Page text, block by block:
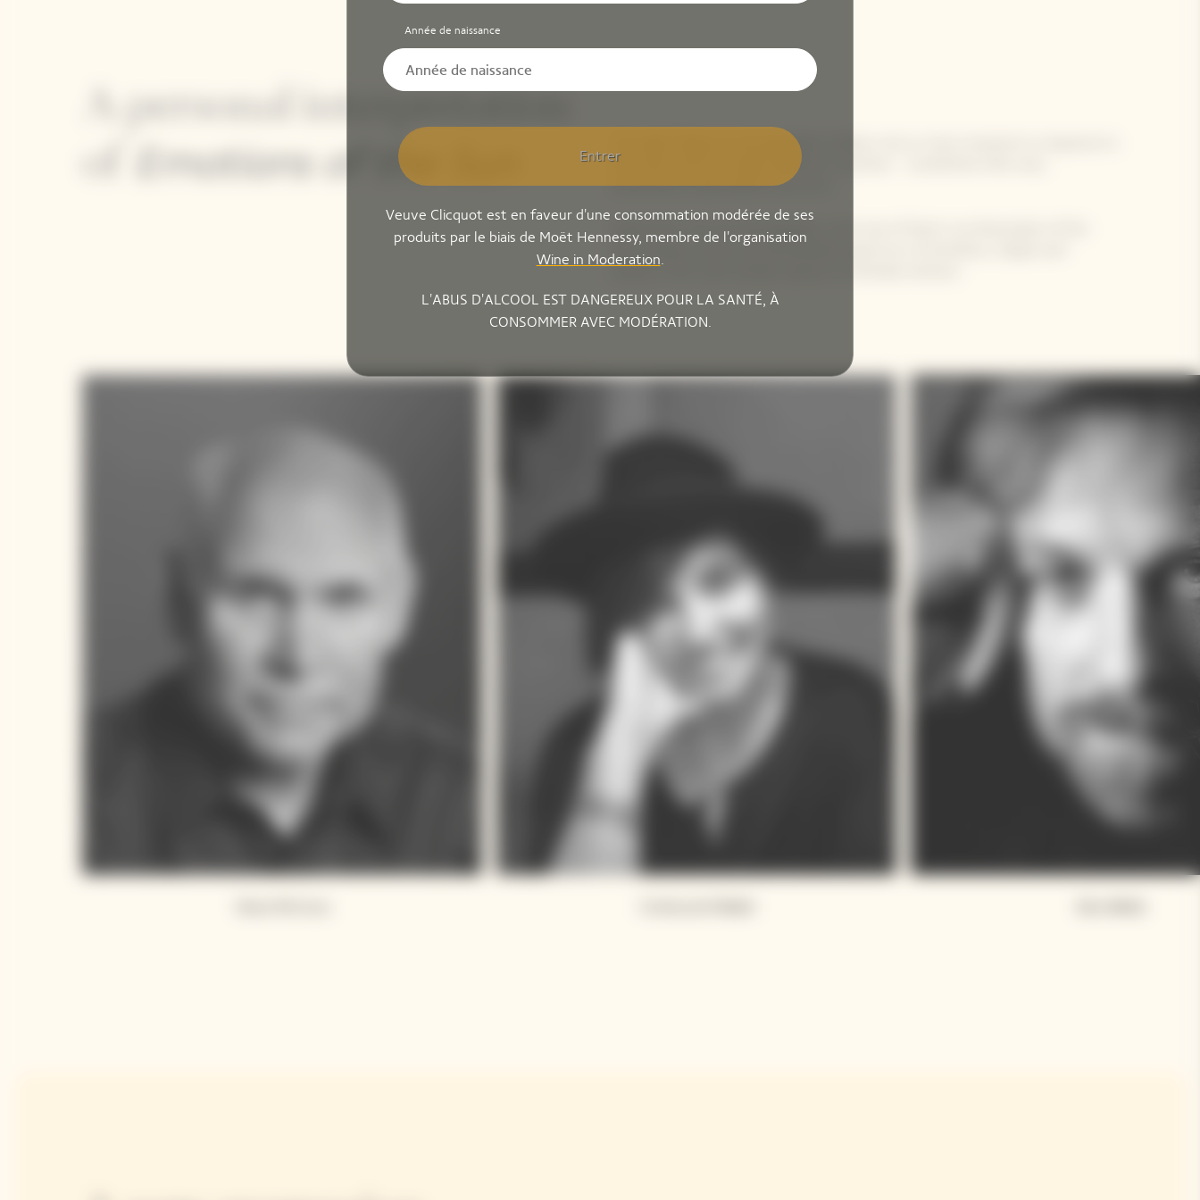
Année de naissance
Entrer
Veuve Clicquot est en faveur d'une consommation modérée de ses
produits par le biais de Moët Hennessy, membre de l'organisation
Wine in Moderation.
L'ABUS D'ALCOOL EST DANGEREUX POUR LA SANTÉ, À
CONSOMMER AVEC MODÉRATION.
A personal interpretation
Emotions of the Sun
The eight Magnum photographers deliver one or more moments in response to
this solar theme, in eight different countries – sometimes their own,
sometimes a destination they love.
Captured in 40 new photographs, each one of them is an illustration of the
Sun’s power, across an extraordinary spectrum of emotions, shapes and
colours, from vast outdoor spaces to intimate interiors.